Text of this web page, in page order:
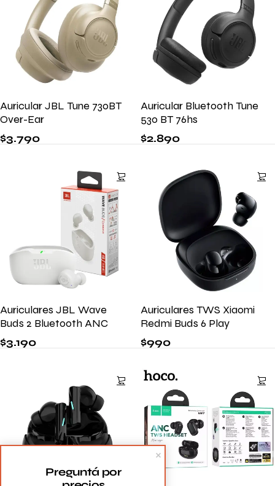
Auricular JBL Tune 730BT
Over-Ear
$3.790
Auricular Bluetooth Tune
530 BT 76hs
$2.890
Auriculares JBL Wave
Buds 2 Bluetooth ANC
$3.190
Auriculares TWS Xiaomi
Redmi Buds 6 Play
$990
Preguntá por